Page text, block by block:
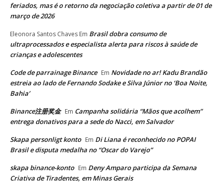
feriados, mas é o retorno da negociação coletiva a partir de 01 de
março de 2026
Eleonora Santos Chaves Em Brasil dobra consumo de
ultraprocessados e especialista alerta para riscos à saúde de
crianças e adolescentes
Code de parrainage Binance Em Novidade no ar! Kadu Brandão
estreia ao lado de Fernando Sodake e Silva Júnior no ‘Boa Noite,
Bahia’
Binance注册奖金 Em Campanha solidária “Mãos que acolhem”
entrega donativos para a sede do Nacci, em Salvador
Skapa personligt konto Em Di Liana é reconhecido no POPAI
Brasil e disputa medalha no “Oscar do Varejo”
skapa binance-konto Em Deny Amparo participa da Semana
Criativa de Tiradentes, em Minas Gerais